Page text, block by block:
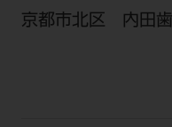
京都市北区 内田
デジタル製品
商品に関する
開業医インタビュ
有料会員のご案内
学術・お役立ち情報